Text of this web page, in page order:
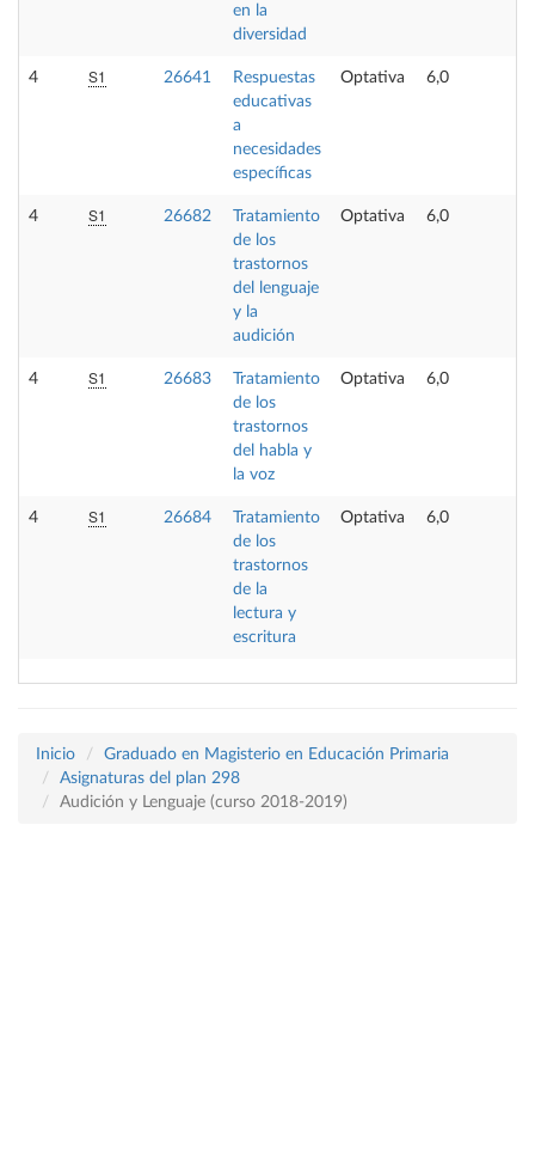
en la
diversidad
4 S1 26641
Respuestas
educativas
a
necesidades
específicas
Optativa 6,0
4 S1 26682
Tratamiento
de los
trastornos
del lenguaje
y la
audición
Optativa 6,0
4 S1 26683
Tratamiento
de los
trastornos
del habla y
la voz
Optativa 6,0
4 S1 26684
Tratamiento
de los
trastornos
de la
lectura y
escritura
Optativa 6,0
Inicio
Graduado en Magisterio en Educación Primaria
Asignaturas del plan 298
Audición y Lenguaje (curso 2018-2019)